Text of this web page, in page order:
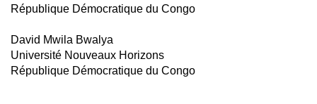
République Démocratique du Congo
David Mwila Bwalya
Université Nouveaux Horizons
République Démocratique du Congo